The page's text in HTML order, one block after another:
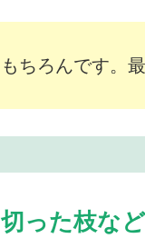
もちろんです。
切った枝な